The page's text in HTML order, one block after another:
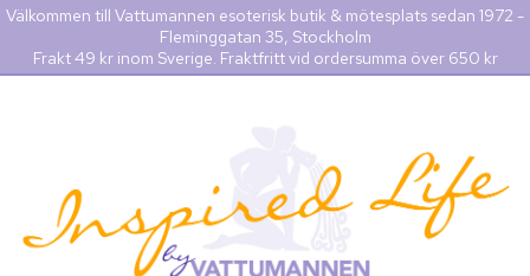
Välkommen till Vattumannen esoterisk butik & mötesplats sedan 1972 -
Fleminggatan 35, Stockholm
Frakt 49 kr inom Sverige. Fraktfritt vid ordersumma över 650 kr